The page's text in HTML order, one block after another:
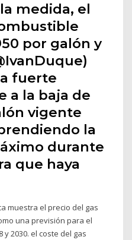
medida, el
por galón y
fuerte
a la baja de
vigente
la
durante
que haya
muestra el precio del gas
una previsión para el
2030. el coste del gas